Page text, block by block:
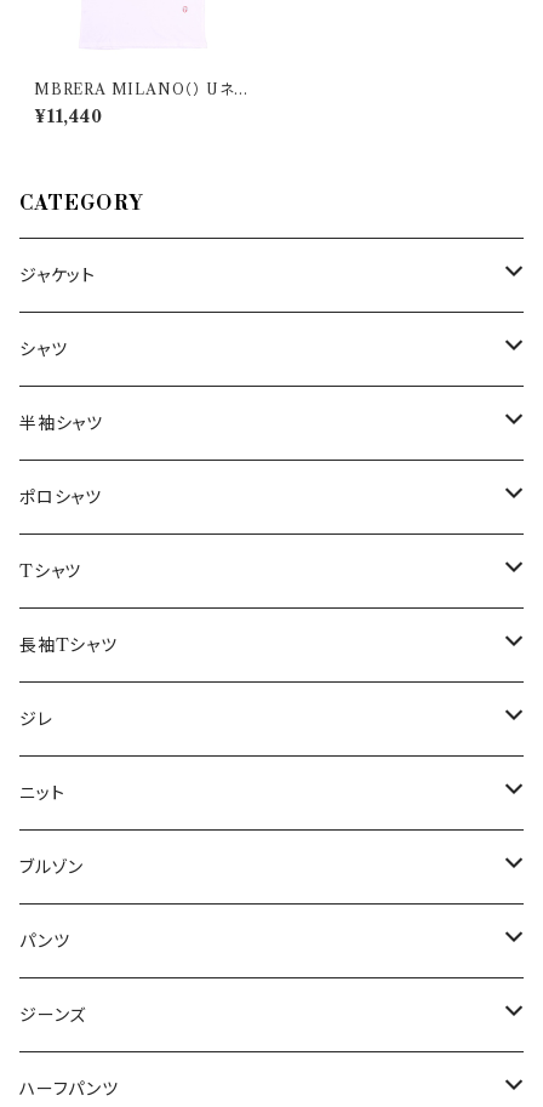
MBRERA MILANO（） Uネッ
ク半袖Tシャツ SLIM 30881
¥11,440
CATEGORY
ジャケット
～44/S
46/M
48/L
50/XL～
シャツ
～44/S
46/M
48/L
50/XL～
半袖シャツ
～44/S
46/M
48/L
50/XL～
ポロシャツ
～44/S
46/M
48/L
50/XL～
Tシャツ
～44/S
46/M
48/L
50/XL～
長袖Tシャツ
～44/S
46/M
48/L
50/XL～
ジレ
～44/S
46/M
48/L
50/XL～
ニット
～44/S
46/M
48/L
50/XL～
ブルゾン
～44/S
46/M
48/L
パンツ
～44/S
46/M
ジーンズ
～44/S
ハーフパンツ